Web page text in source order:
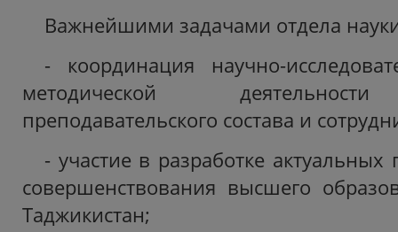
Важнейшими задачами отдела
- координация научно-
методической
преподавательского состава и
- участие в разработке
совершенствования высшего
Таджикистан;